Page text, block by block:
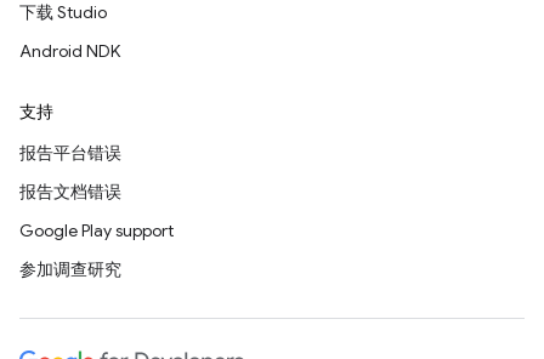
下载 Studio
Android NDK
支持
报告平台错误
报告文档错误
Google Play support
参加调查研究